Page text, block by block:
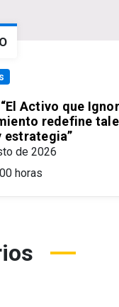
Activo que
redefine
estrategia”
de 2026
horas